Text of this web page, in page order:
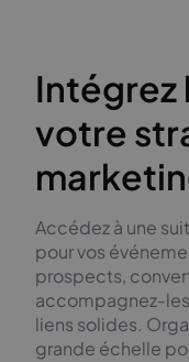
Intégrez
votre
Accédez à une
pour vos
prospects,
accompagnez-
liens solides.
grande échelle